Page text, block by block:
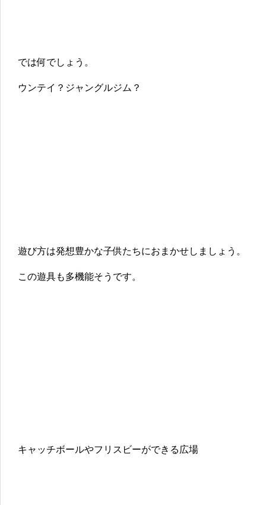
では何でしょう。
ウンテイ？ジャングルジム？
遊び方は発想豊かな子供たちにおまかせしましょう。
この遊具も多機能そうです。
キャッチボールやフリスビーができる広場